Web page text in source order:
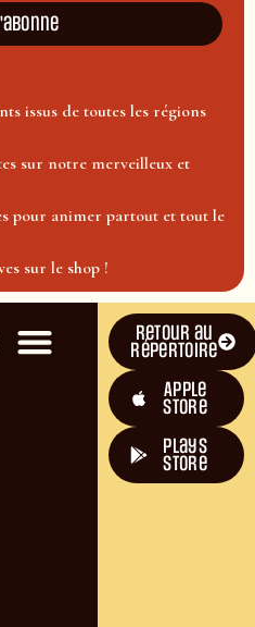
issus de toutes les régions
sur notre merveilleux et
pour animer partout et tout le
sur le shop !
Retour au
répertoire
Apple
Store
plays
store